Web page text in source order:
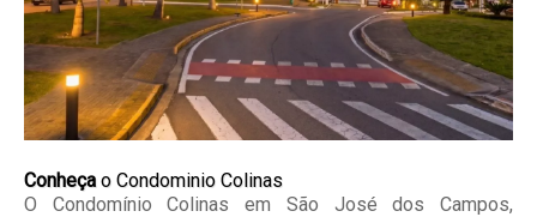
Conheça o Condominio Colinas
O Condomínio Colinas em São José dos Campos,